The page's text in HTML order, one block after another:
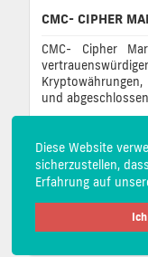
Diese Website
sicherzustellen,
Erfahrung auf
CMC- CIPHER
CMC- Cipher
und